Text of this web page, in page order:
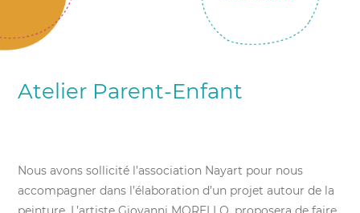
Atelier Parent-Enfant
Nous avons sollicité l’association Nayart pour nous
accompagner dans l’élaboration d’un projet autour de la